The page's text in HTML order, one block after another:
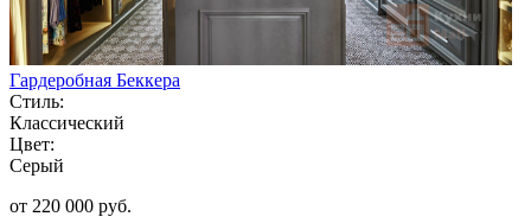
Гардеробная Беккера
Стиль:
Классический
Цвет:
Серый
от 220 000 руб.